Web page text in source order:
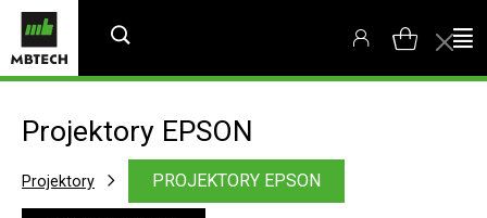
Projektory EPSON
Projektory PROJEKTORY EPSON